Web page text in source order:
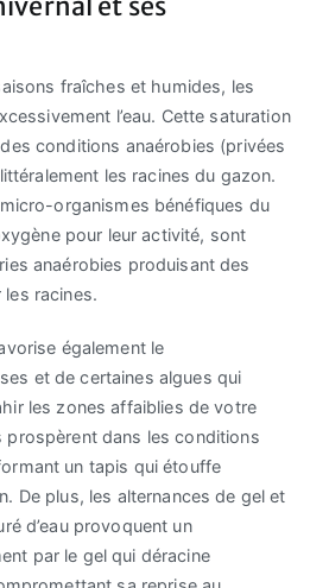
fraîches et humides, les
l’eau. Cette saturation
conditions anaérobies (privées
les racines du gazon.
organismes bénéfiques du
pour leur activité, sont
anaérobies produisant des
racines.
également le
et de certaines algues qui
les zones affaiblies de votre
prospèrent dans les conditions
un tapis qui étouffe
De plus, les alternances de gel et
d’eau provoquent un
par le gel qui déracine